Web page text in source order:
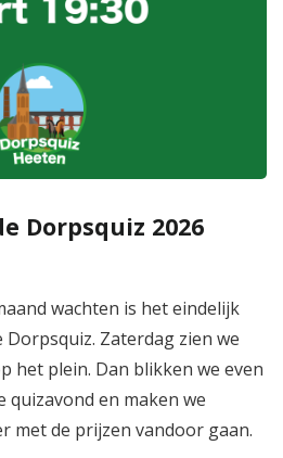
Dorpsquiz 2026
wachten is het eindelijk
Dorpsquiz. Zaterdag zien we
het plein. Dan blikken we even
en maken we
met de prijzen vandoor gaan.